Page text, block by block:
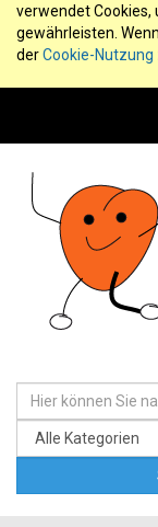
verwendet Cookies,
gewährleisten.
derCookie-Nutzung